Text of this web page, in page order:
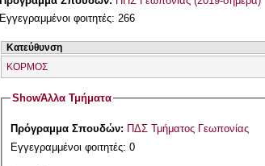
Εγγεγραμμένοι φοιτητές: 266
Κατεύθυνση
ΚΟΡΜΟΣ
ShowΆλλα Τμήματα
Πρόγραμμα Σπουδών: ΠΔΣ Τμήματος Γεωπονίας
Εγγεγραμμένοι φοιτητές: 0